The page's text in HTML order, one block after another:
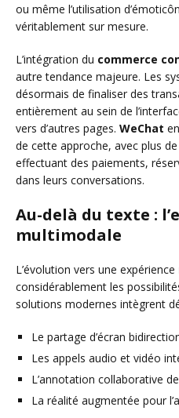
ou même l’utilisation
véritablement sur mesure.
L’intégration du commerce
autre tendance majeure. Les
désormais de finaliser des
entièrement au sein de
vers d’autres pages. WeChat
de cette approche, avec plus
effectuant des paiements,
dans leurs conversations.
Au-delà du texte :
multimodale
L’évolution vers une expérience
considérablement les
solutions modernes intègrent
Le partage d’écran
Les appels audio et vidéo
L’annotation collaborative
La réalité augmentée pour